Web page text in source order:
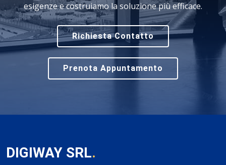
esigenze e costruiamo la soluzione più efficace.
Richiesta Contatto
Prenota Appuntamento
DIGIWAY SRL.